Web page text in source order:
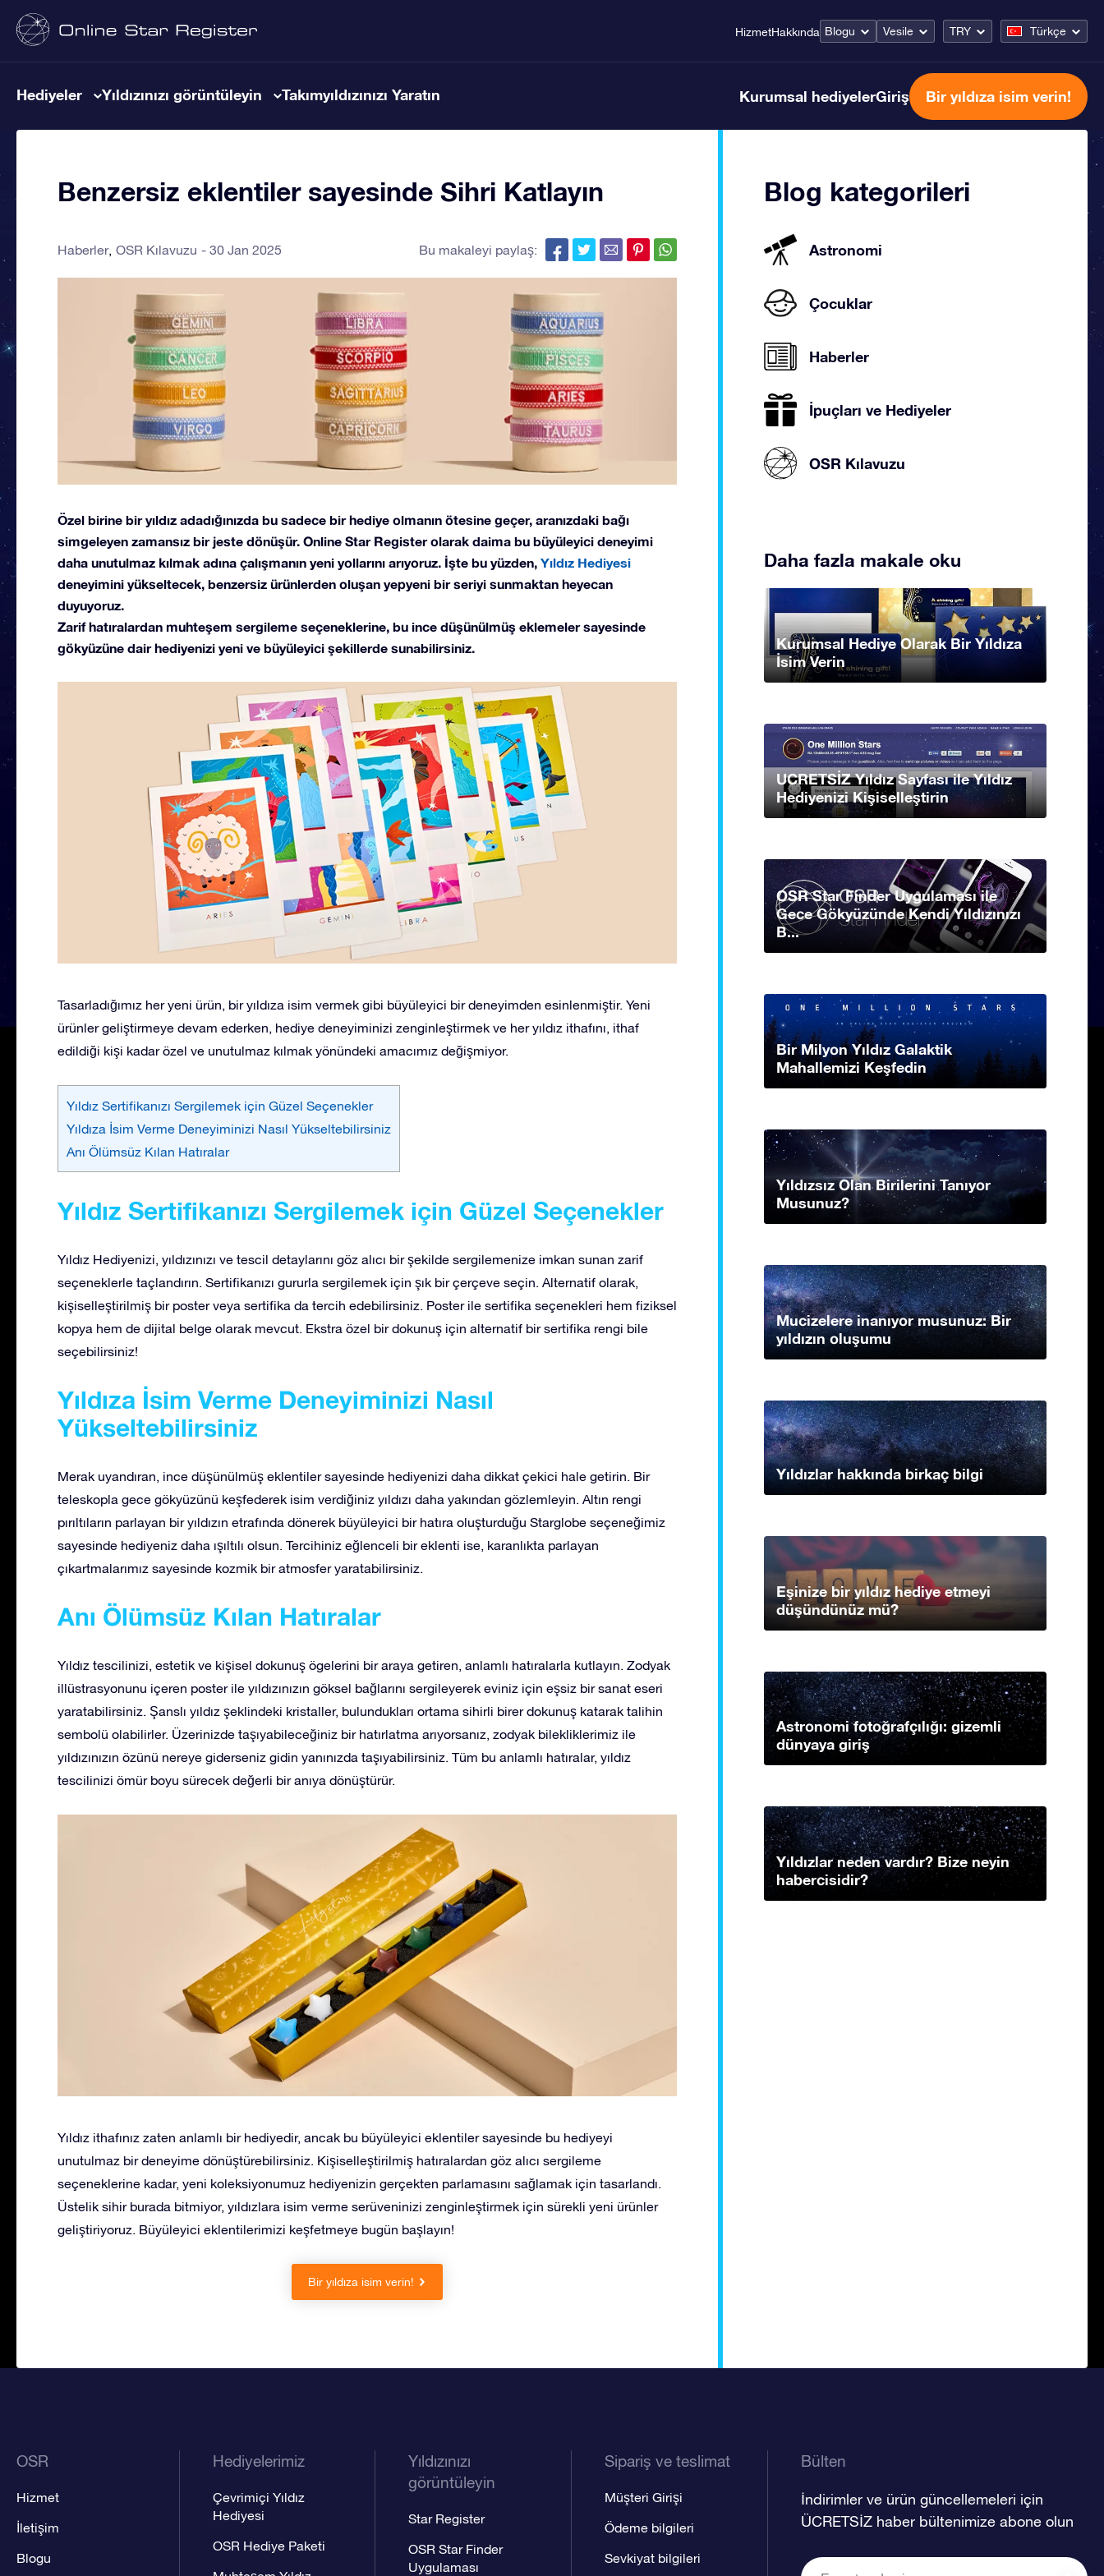
HizmetHakkında Blogu Vesile TRY Türkçe
Hediyeler Yıldızınızı görüntüleyin Takımyıldızınızı Yaratın Kurumsal hediyelerGiriş Bir yıldıza isim verin!
Benzersiz eklentiler sayesinde Sihri Katlayın
Haberler OSR Kılavuzu 30 Jan 2025 Bu makaleyi paylaş:
Özel birine bir yıldız adadığınızda bu sadece bir hediye olmanın ötesine geçer, aranızdaki bağı
simgeleyen zamansız bir jeste dönüşür. Online Star Register olarak daima bu büyüleyici deneyimi
daha unutulmaz kılmak adına çalışmanın yeni yollarını arıyoruz. İşte bu yüzden, Yıldız Hediyesi
deneyimini yükseltecek, benzersiz ürünlerden oluşan yepyeni bir seriyi sunmaktan heyecan
duyuyoruz.
Zarif hatıralardan muhteşem sergileme seçeneklerine, bu ince düşünülmüş eklemeler sayesinde
gökyüzüne dair hediyenizi yeni ve büyüleyici şekillerde sunabilirsiniz.
Tasarladığımız her yeni ürün, bir yıldıza isim vermek gibi büyüleyici bir deneyimden esinlenmiştir. Yeni
ürünler geliştirmeye devam ederken, hediye deneyiminizi zenginleştirmek ve her yıldız ithafını, ithaf
edildiği kişi kadar özel ve unutulmaz kılmak yönündeki amacımız değişmiyor.
Yıldız Sertifikanızı Sergilemek için Güzel Seçenekler
Yıldıza İsim Verme Deneyiminizi Nasıl Yükseltebilirsiniz
Anı Ölümsüz Kılan Hatıralar
Yıldız Sertifikanızı Sergilemek için Güzel Seçenekler
Yıldız Hediyenizi, yıldızınızı ve tescil detaylarını göz alıcı bir şekilde sergilemenize imkan sunan zarif
seçeneklerle taçlandırın. Sertifikanızı gururla sergilemek için şık bir çerçeve seçin. Alternatif olarak,
kişiselleştirilmiş bir poster veya sertifika da tercih edebilirsiniz. Poster ile sertifika seçenekleri hem fiziksel
kopya hem de dijital belge olarak mevcut. Ekstra özel bir dokunuş için alternatif bir sertifika rengi bile
seçebilirsiniz!
Yıldıza İsim Verme Deneyiminizi Nasıl
Yükseltebilirsiniz
Merak uyandıran, ince düşünülmüş eklentiler sayesinde hediyenizi daha dikkat çekici hale getirin. Bir
teleskopla gece gökyüzünü keşfederek isim verdiğiniz yıldızı daha yakından gözlemleyin. Altın rengi
pırıltıların parlayan bir yıldızın etrafında dönerek büyüleyici bir hatıra oluşturduğu Starglobe seçeneğimiz
sayesinde hediyeniz daha ışıltılı olsun. Tercihiniz eğlenceli bir eklenti ise, karanlıkta parlayan
çıkartmalarımız sayesinde kozmik bir atmosfer yaratabilirsiniz.
Anı Ölümsüz Kılan Hatıralar
Yıldız tescilinizi, estetik ve kişisel dokunuş ögelerini bir araya getiren, anlamlı hatıralarla kutlayın. Zodyak
illüstrasyonunu içeren poster ile yıldızınızın göksel bağlarını sergileyerek eviniz için eşsiz bir sanat eseri
yaratabilirsiniz. Şanslı yıldız şeklindeki kristaller, bulundukları ortama sihirli birer dokunuş katarak talihin
sembolü olabilirler. Üzerinizde taşıyabileceğiniz bir hatırlatma arıyorsanız, zodyak bilekliklerimiz ile
yıldızınızın özünü nereye giderseniz gidin yanınızda taşıyabilirsiniz. Tüm bu anlamlı hatıralar, yıldız
tescilinizi ömür boyu sürecek değerli bir anıya dönüştürür.
Yıldız ithafınız zaten anlamlı bir hediyedir, ancak bu büyüleyici eklentiler sayesinde bu hediyeyi
unutulmaz bir deneyime dönüştürebilirsiniz. Kişiselleştirilmiş hatıralardan göz alıcı sergileme
seçeneklerine kadar, yeni koleksiyonumuz hediyenizin gerçekten parlamasını sağlamak için tasarlandı.
Üstelik sihir burada bitmiyor, yıldızlara isim verme serüveninizi zenginleştirmek için sürekli yeni ürünler
geliştiriyoruz. Büyüleyici eklentilerimizi keşfetmeye bugün başlayın!
Bir yıldıza isim verin!
Blog kategorileri
Astronomi
Çocuklar
Haberler
İpuçları ve Hediyeler
OSR Kılavuzu
Daha fazla makale oku
Kurumsal Hediye Olarak Bir Yıldıza
İsim Verin
UCRETSİZ Yıldız Sayfası ile Yıldız
Hediyenizi Kişiselleştirin
OSR Star Finder Uygulaması ile
Gece Gökyüzünde Kendi Yıldızınızı
B...
Bir Milyon Yıldız Galaktik
Mahallemizi Keşfedin
Yıldızsız Olan Birilerini Tanıyor
Musunuz?
Mucizelere inanıyor musunuz: Bir
yıldızın oluşumu
Yıldızlar hakkında birkaç bilgi
Eşinize bir yıldız hediye etmeyi
düşündünüz mü?
Astronomi fotoğrafçılığı: gizemli
dünyaya giriş
Yıldızlar neden vardır? Bize neyin
habercisidir?
OSR
Hizmet
İletişim
Blogu
Hediyelerimiz
Çevrimiçi Yıldız
Hediyesi
OSR Hediye Paketi
Yıldızınızı
görüntüleyin
Star Register
OSR Star Finder
Uygulaması
Sipariş ve teslimat
Müşteri Girişi
Ödeme bilgileri
Sevkiyat bilgileri
Bülten
İndirimler ve ürün güncellemeleri için
ÜCRETSİZ haber bültenimize abone olun